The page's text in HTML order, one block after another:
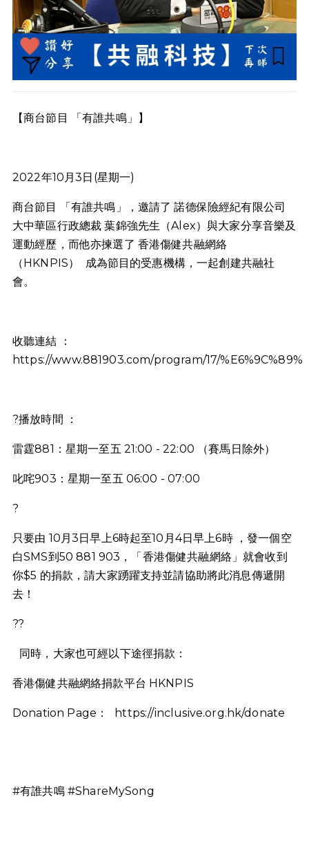
【商台節目 「有誰共鳴」】
2022年10月3日(星期一)
商台節目 「有誰共鳴」，邀請了 諾德保險經紀有限公司
大中華區行政總裁 葉錦強先生（Alex）與大家分享音樂及
運動經歷，而他亦揀選了 香港傷健共融網絡
（HKNPIS） 成為節目的受惠機構，一起創建共融社
會。
收聽連結 ：
https://www.881903.com/program/17/
?播放時間 ：
雷霆881：星期一至五 21:00 - 22:00 （賽馬日除外）
叱咤903：星期一至五 06:00 - 07:00
?
只要由 10月3日早上6時起至10月4日早上6時 ，發一個空
白SMS到50 881 903，「香港傷健共融網絡」就會收到
你$5 的捐款，請大家踴躍支持並請協助將此消息傳遞開
去！
??
同時，大家也可經以下途徑捐款：
香港傷健共融網絡捐款平台 HKNPIS
Donation Page： https://inclusive.org.hk/donate
#有誰共鳴 #ShareMySong